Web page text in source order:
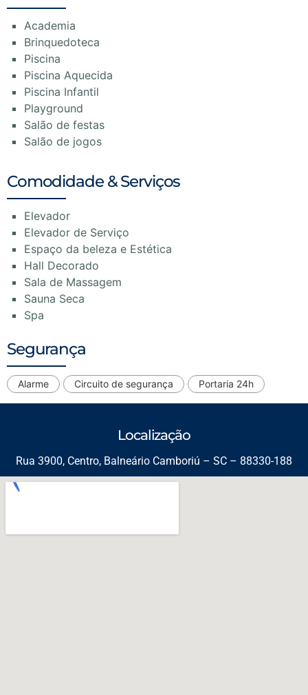
Academia
Brinquedoteca
Piscina
Piscina Aquecida
Piscina Infantil
Playground
Salão de festas
Salão de jogos
Comodidade & Serviços
Elevador
Elevador de Serviço
Espaço da beleza e Estética
Hall Decorado
Sala de Massagem
Sauna Seca
Spa
Segurança
Alarme Circuito de segurança Portaria 24h
Localização
Rua 3900, Centro, Balneário Camboriú – SC – 88330-188